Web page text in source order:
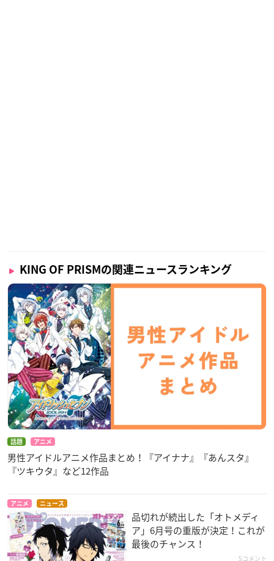
KING OF PRISMの関連ニュースランキング
話題 アニメ
男性アイドルアニメ作品まとめ！『アイナナ』『あんスタ』
『ツキウタ』など12作品
アニメ ニュース
品切れが続出した「オトメディ
ア」6月号の重版が決定！これが
最後のチャンス！
5コメント